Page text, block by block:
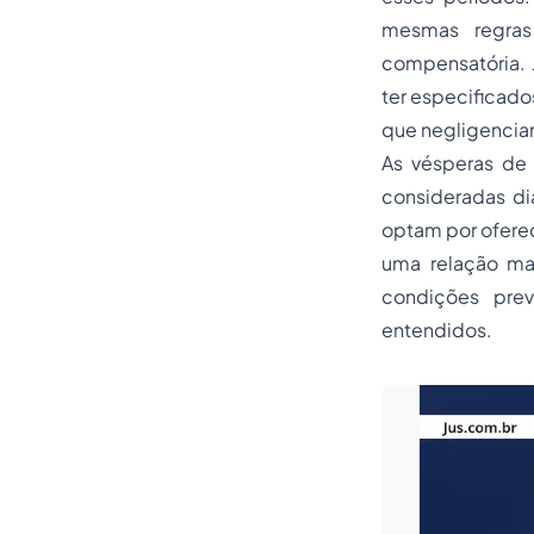
mesmas
compensatória.
ter
que
As vésperas
consideradas
optam por
uma relação
condições
entendidos.